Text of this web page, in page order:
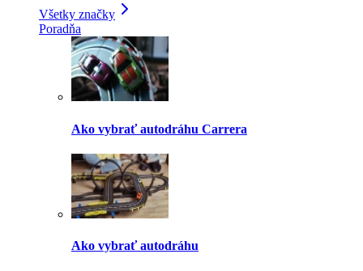
Všetky značky
Poradňa
Ako vybrať autodráhu Carrera
Ako vybrať autodráhu